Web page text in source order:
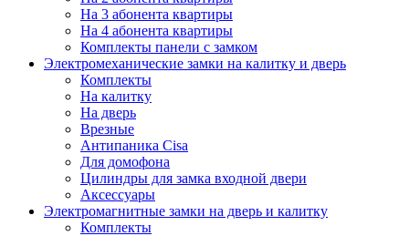
На 3 абонента квартиры
На 4 абонента квартиры
Комплекты панели с замком
Электромеханические замки на калитку и дверь
Комплекты
На калитку
На дверь
Врезные
Антипаника Cisa
Для домофона
Цилиндры для замка входной двери
Аксессуары
Электромагнитные замки на дверь и калитку
Комплекты